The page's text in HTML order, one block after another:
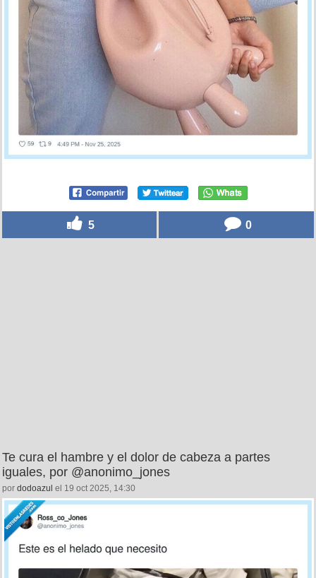
5 0
Te cura el hambre y el dolor de cabeza a partes
iguales, por @anonimo_jones
por dodoazul el 19 oct 2025, 14:30